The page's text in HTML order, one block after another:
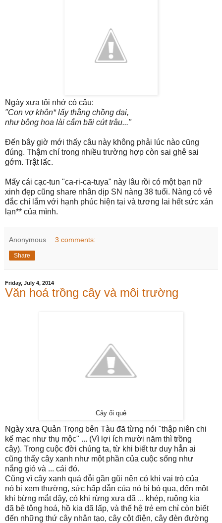
Ngày xưa tôi nhớ có câu:
"Con vợ khôn* lấy thằng chồng dại,
như bông hoa lài cắm bãi cứt trâu..."
Đến bây giờ mới thấy câu này không phải lúc nào cũng
đúng. Thậm chí trong nhiều trường hợp còn sai ghê sai
gớm. Trật lấc.
Mấy cái cạc-tun "ca-ri-ca-tuya" này lâu rồi có một bạn nữ
xinh đẹp cũng share nhân dịp SN nàng 38 tuổi. Nàng có vẻ
đắc chí lắm với hạnh phúc hiện tại và tương lai hết sức xán
lạn** của mình.
Anonymous 3 comments:
Share
Friday, July 4, 2014
Văn hoá trồng cây và môi trường
Cây ổi quê
Ngày xưa Quản Trọng bên Tàu đã từng nói "thập niên chi
kế mạc như thụ mộc" ... (Vì lợi ích mười năm thì trồng
cây). Trong cuộc đời chúng ta, từ khi biết tư duy hẳn ai
cũng thấy cây xanh như một phần của cuộc sống như
nắng gió và ... cái đó.
Cũng vì cây xanh quá đỗi gần gũi nên có khi vai trò của
nó bị xem thường, sức hấp dẫn của nó bị bỏ qua, đến một
khi bừng mắt dậy, có khi rừng xưa đã ... khép, ruộng kia
đã bê tông hoá, hồ kia đã lấp, và thế hệ trẻ em chỉ còn biết
đến những thứ cây nhân tạo, cây cột điện, cây đèn đường